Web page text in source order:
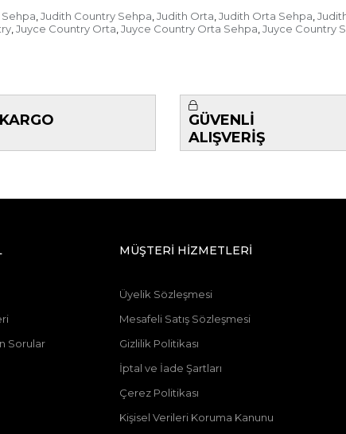
Judith Country Sehpa Judith Orta Judith Orta Sehpa
, Juyce Country Orta Juyce Country Orta Sehpa Juyce Country
GÜVENLİ
ALIŞVERİŞ
Sorular
MÜŞTERİ HİZMETLERİ
Üyelik Sözleşmesi
Mesafeli Satış Sözleşmesi
Gizlilik Politikası
İptal ve İade Şartları
Çerez Politikası
Kişisel Verileri Koruma Kanunu